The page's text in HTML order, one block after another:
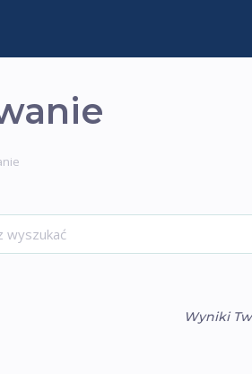
Wyniki